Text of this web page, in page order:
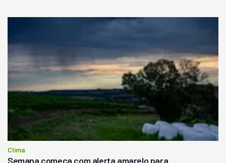
Clima
Semana começa com alerta amarelo para